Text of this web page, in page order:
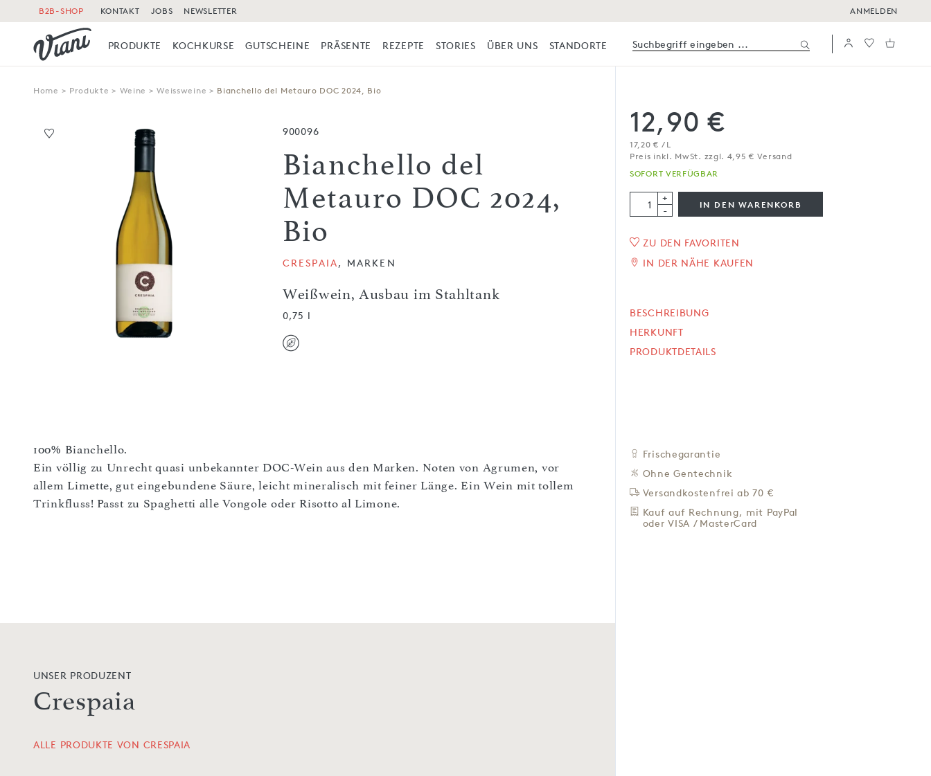
B2B-SHOP KONTAKT JOBS NEWSLETTER ANMELDEN
PRODUKTE KOCHKURSE GUTSCHEINE PRÄSENTE REZEPTE STORIES ÜBER UNS STANDORTE
Home > Produkte > Weine >Weissweine > Bianchello del Metauro DOC 2024, Bio
Bianchello del Metauro
0,75 l
SOFORT VERFÜGBAR
12,90 €
BESCHREIBUNG
HERKUNFT
900096
Bianchello del
Metauro DOC 2024,
Bio
Weißwein, Ausbau im Stahltank
CRESPAIA, MARKEN
0,75 l
SOFORT VERFÜGBAR
12,90 €
17,20 € / L
Preis inkl. MwSt. zzgl. 4,95 € Versand
+
-
IN DEN WARENKORB
ZU DEN FAVORITEN
IN DER NÄHE KAUFEN
BESCHREIBUNG
HERKUNFT
PRODUKTDETAILS
Frischegarantie
Ohne Gentechnik
Versandkostenfrei ab 70 €
Kauf auf Rechnung, mit PayPal
oder VISA / MasterCard
100% Bianchello.
Ein völlig zu Unrecht quasi unbekannter DOC-Wein aus den Marken. Noten von Agrumen, vor
allem Limette, gut eingebundene Säure, leicht mineralisch mit feiner Länge. Ein Wein mit tollem
Trinkfluss! Passt zu Spaghetti alle Vongole oder Risotto al Limone.
UNSER PRODUZENT
Crespaia
ALLE PRODUKTE VON CRESPAIA